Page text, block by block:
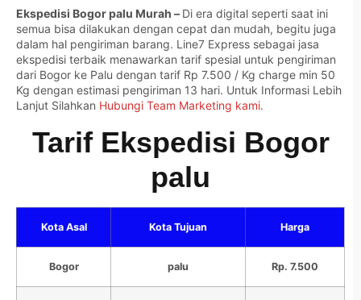
Ekspedisi Bogor palu Murah – Di era digital seperti saat ini
semua bisa dilakukan dengan cepat dan mudah, begitu juga
dalam hal pengiriman barang. Line7 Express sebagai jasa
ekspedisi terbaik menawarkan tarif spesial untuk pengiriman
dari Bogor ke Palu dengan tarif Rp 7.500 / Kg charge min 50
Kg dengan estimasi pengiriman 13 hari. Untuk Informasi Lebih
Lanjut Silahkan Hubungi Team Marketing kami.
Tarif Ekspedisi Bogor
palu
Kota Asal Kota Tujuan Harga
Bogor palu Rp. 7.500